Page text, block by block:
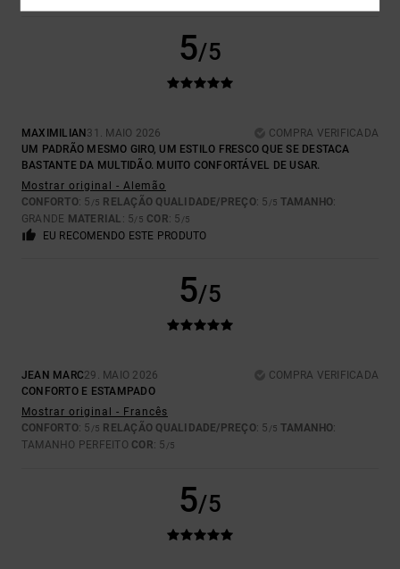
5/5
MAXIMILIAN 31. MAIO 2026
COMPRA VERIFICADA
UM PADRÃO MESMO GIRO, UM ESTILO FRESCO QUE SE DESTACA
BASTANTE DA MULTIDÃO. MUITO CONFORTÁVEL DE USAR.
Mostrar original - Alemão
CONFORTO: 5 /5 RELAÇÃO QUALIDADE/PREÇO: 5 /5 TAMANHO:
GRANDE MATERIAL : 5/5 COR: 5 /5
EU RECOMENDO ESTE PRODUTO
5/5
JEAN MARC29. MAIO 2026
COMPRA VERIFICADA
CONFORTO E ESTAMPADO
Mostrar original - Francês
CONFORTO: 5 /5 RELAÇÃO QUALIDADE/PREÇO: 5 /5 TAMANHO:
TAMANHO PERFEITO COR: 5 /5
5/5